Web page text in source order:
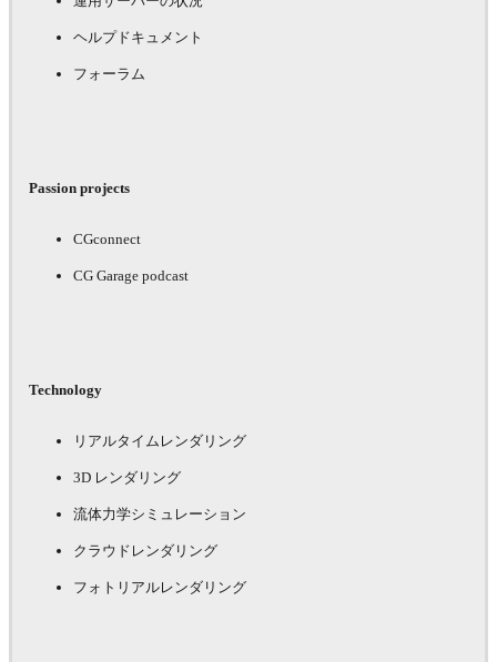
ヘルプドキュメント
フォーラム
Passion projects
CGconnect
CG Garage podcast
Technology
リアルタイムレンダリング
3D レンダリング
流体力学シミュレーション
クラウドレンダリング
フォトリアルレンダリング